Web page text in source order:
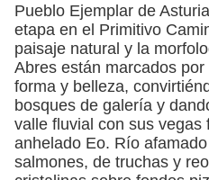
Pueblo Ejemplar de
etapa en el Primitivo
paisaje natural y la
Abres están marcados
forma y belleza,
bosques de galería y
valle fluvial con sus vegas
anhelado Eo. Río
salmones, de truchas y